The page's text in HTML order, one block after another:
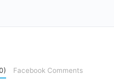
Facebook Comments